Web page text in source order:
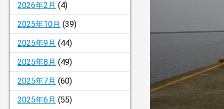
2026年2月 (4)
2025年10月 (39)
2025年9月 (44)
2025年8月 (49)
2025年7月 (60)
2025年6月 (55)